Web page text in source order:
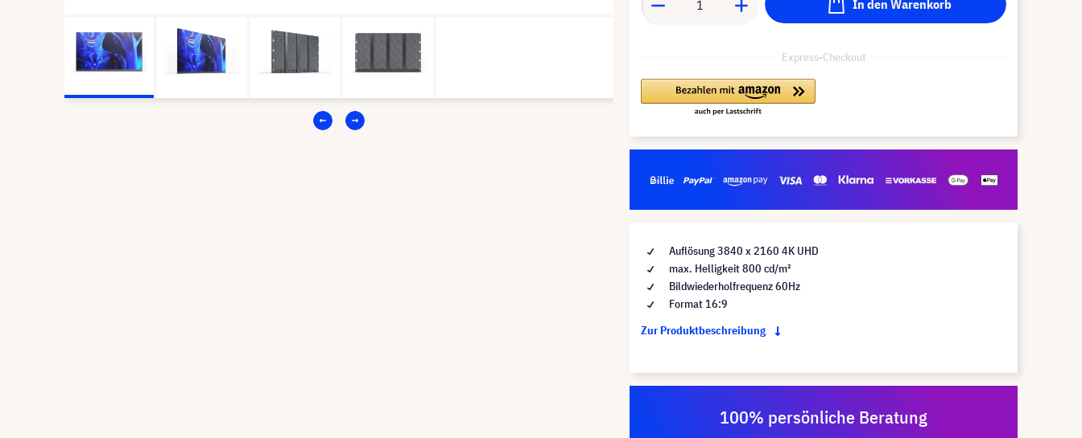
In den Warenkorb
Express-Checkout
Auflösung 3840 x 2160 4K UHD
max. Helligkeit 800 cd/m²
Bildwiederholfrequenz 60Hz
Format 16:9
Zur Produktbeschreibung
100% persönliche Beratung